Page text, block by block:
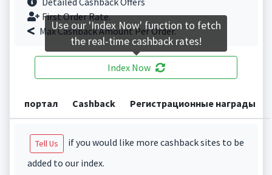
First Order Rate.
Max Cashback Amount Per Order.
Index Now
портал Cashback Регистрационные награды
Tell Us
if you would like more cashback sites to be
added to our index.
Use our 'Index Now' function to fetch
the real-time cashback rates!